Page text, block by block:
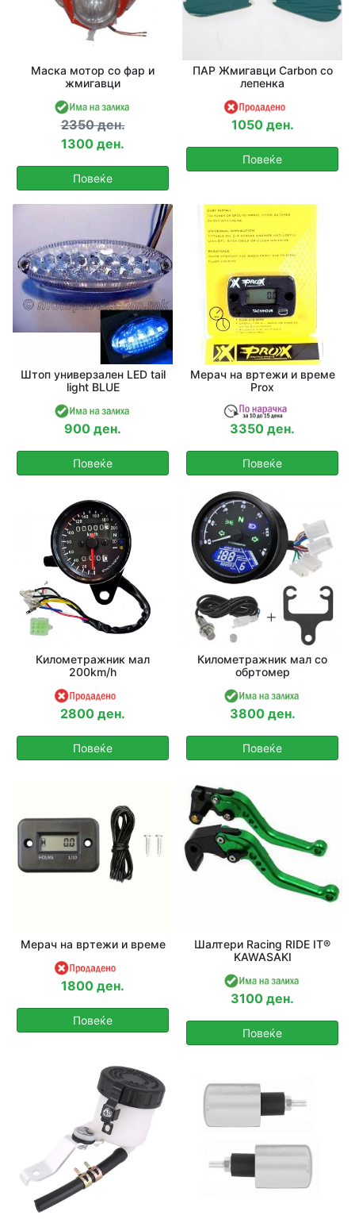
Маска мотор со фар и
жмигавци
2350 ден.
1300 ден.
Повеќе
ПАР Жмигавци Carbon со
лепенка
1050 ден.
Повеќе
Штоп универзален LED tail
light BLUE
900 ден.
Повеќе
Мерач на вртежи и време
Prox
3350 ден.
Повеќе
Километражник мал
200km/h
2800 ден.
Повеќе
Километражник мал со
обртомер
3800 ден.
Повеќе
Мерач на вртежи и време
1800 ден.
Повеќе
Шалтери Racing RIDE IT®
KAWASAKI
3100 ден.
Повеќе